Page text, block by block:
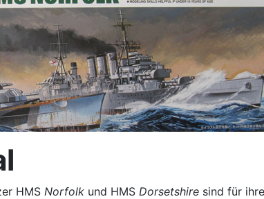
HMS Norfolk und HMS Dorsetshire sind für